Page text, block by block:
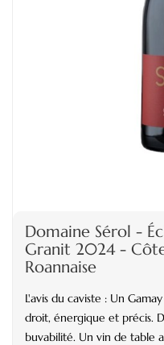
Domaine Sérol -
Granit 2024 -
Roannaise
L'avis du caviste : Un
droit, énergique et précis.
buvabilité. Un vin de table